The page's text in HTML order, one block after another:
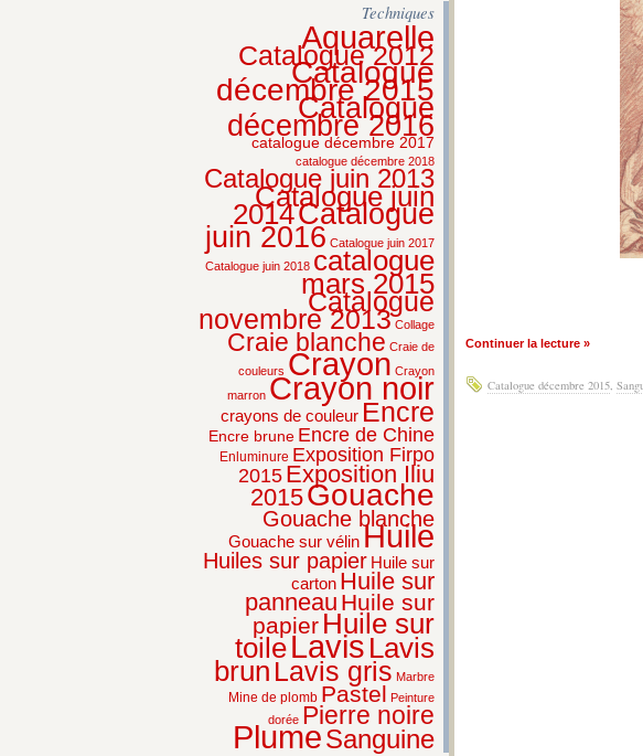
Techniques
Aquarelle
Catalogue 2012
Catalogue
décembre 2015
Catalogue
décembre 2016
catalogue décembre 2017
catalogue décembre 2018
Catalogue juin 2013
Catalogue juin
2014Catalogue
juin 2016 Catalogue juin 2017
Catalogue juin 2018 catalogue
mars 2015
Catalogue
novembre 2013 Collage
Craie blanche Craie de
couleurs Crayon Crayon
marron Crayon noir
crayons de couleur Encre
Encre brune Encre de Chine
Enluminure Exposition Firpo
2015 Exposition Iliu
2015Gouache
Gouache blanche
Gouache sur vélinHuile
Huiles sur papier Huile sur
carton Huile sur
panneau Huile sur
papier Huile sur
toileLavis Lavis
brun Lavis gris Marbre
Mine de plomb Pastel Peinture
dorée Pierre noire
PlumeSanguine
Continuer la lecture »
Catalogue décembre 2015,